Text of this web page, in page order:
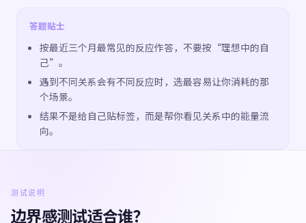
答题贴士
按最近三个月最常见的反应作答，不要按“理想中的自
己”。
遇到不同关系会有不同反应时，选最容易让你消耗的那
个场景。
结果不是给自己贴标签，而是帮你看见关系中的能量流
向。
测试说明
边界感测试适合谁？